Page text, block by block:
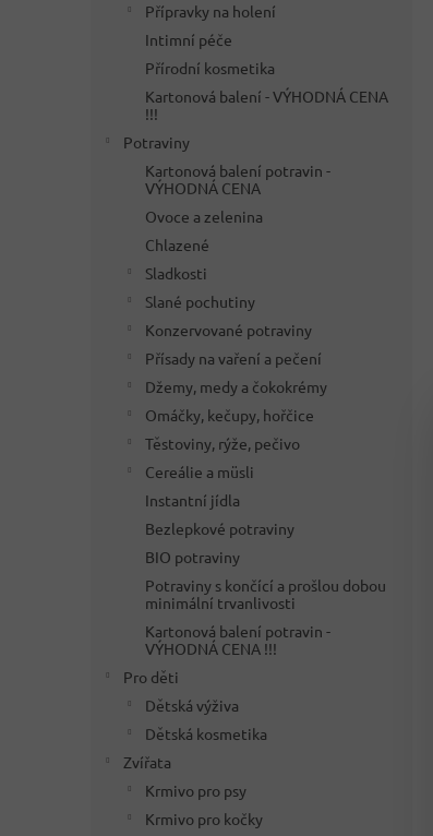
Přípravky na holení
Intimní péče
Přírodní kosmetika
Kartonová balení - VÝHODNÁ CENA
!!!
Potraviny
Kartonová balení potravin -
VÝHODNÁ CENA
Ovoce a zelenina
Chlazené
Sladkosti
Slané pochutiny
Konzervované potraviny
Přísady na vaření a pečení
Džemy, medy a čokokrémy
Omáčky, kečupy, hořčice
Těstoviny, rýže, pečivo
Cereálie a müsli
Instantní jídla
Bezlepkové potraviny
BIO potraviny
Potraviny s končící a prošlou dobou
minimální trvanlivosti
Kartonová balení potravin -
VÝHODNÁ CENA !!!
Pro děti
Dětská výživa
Dětská kosmetika
Zvířata
Krmivo pro psy
Krmivo pro kočky